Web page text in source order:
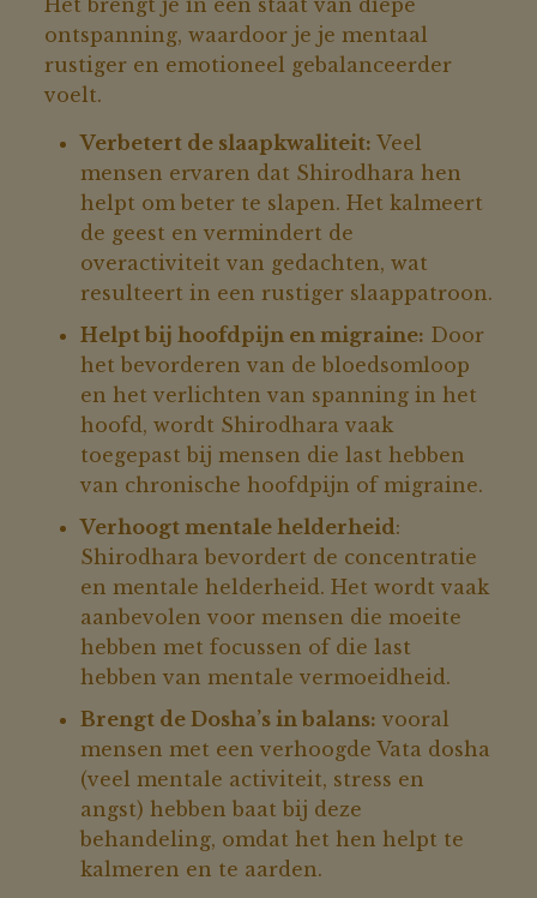
Het brengt je in een staat van diepe
ontspanning, waardoor je je mentaal
rustiger en emotioneel gebalanceerder
voelt.
Verbetert de slaapkwaliteit: Veel
mensen ervaren dat Shirodhara hen
helpt om beter te slapen. Het kalmeert
de geest en vermindert de
overactiviteit van gedachten, wat
resulteert in een rustiger slaappatroon.
Helpt bij hoofdpijn en migraine: Door
het bevorderen van de bloedsomloop
en het verlichten van spanning in het
hoofd, wordt Shirodhara vaak
toegepast bij mensen die last hebben
van chronische hoofdpijn of migraine.
Verhoogt mentale helderheid:
Shirodhara bevordert de concentratie
en mentale helderheid. Het wordt vaak
aanbevolen voor mensen die moeite
hebben met focussen of die last
hebben van mentale vermoeidheid.
Brengt de Dosha’s in balans: vooral
mensen met een verhoogde Vata dosha
(veel mentale activiteit, stress en
angst) hebben baat bij deze
behandeling, omdat het hen helpt te
kalmeren en te aarden.